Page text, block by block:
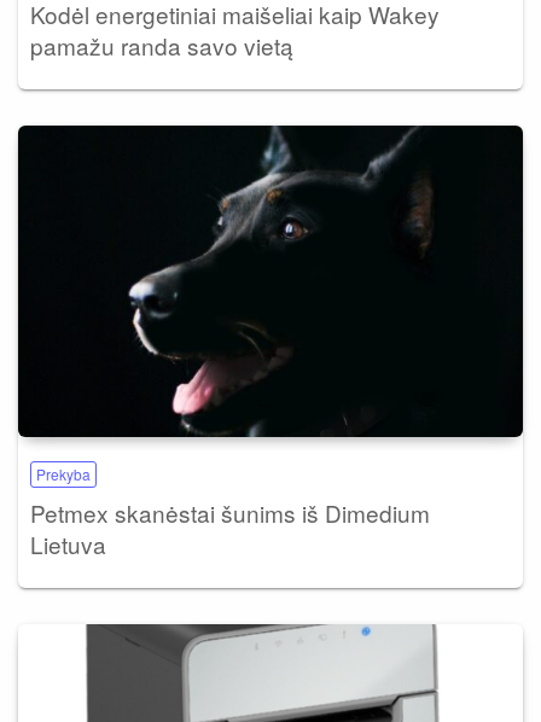
Kodėl energetiniai maišeliai kaip Wakey
pamažu randa savo vietą
Prekyba
Petmex skanėstai šunims iš Dimedium
Lietuva